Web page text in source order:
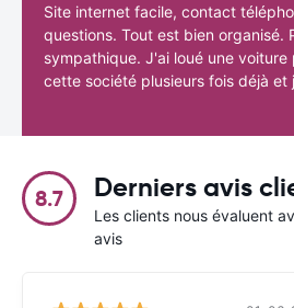
Site internet facile, contact
questions. Tout est bien organisé.
sympathique. J'ai loué une
cette société plusieurs fois déjà et
8.7 Derniers avis
Les clients nous évaluent
avis